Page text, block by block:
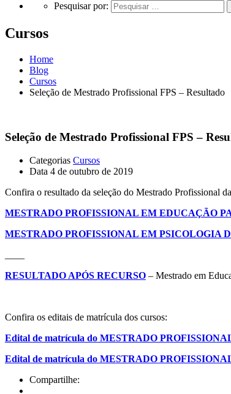
Pesquisar por:
Cursos
Home
Blog
Cursos
Seleção de Mestrado Profissional FPS – Resultado
Seleção de Mestrado Profissional FPS –
Categorias Cursos
Data 4 de outubro de 2019
Confira o resultado da seleção do Mestrado Profissional
MESTRADO PROFISSIONAL EM EDUCAÇÃO
MESTRADO PROFISSIONAL EM PSICOLOGIA
RESULTADO APÓS RECURSO – Mestrado em
Confira os editais de matrícula dos cursos:
Edital de matrícula do MESTRADO
Edital de matrícula do MESTRADO
Compartilhe: